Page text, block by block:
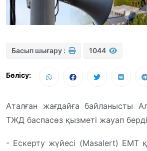
Басып шығару : 1044
Бөлісу:
Аталған жағдайға байланысты
ТЖД баспасөз қызметі жауап
- Ескерту жүйесі (Masalert) EMT